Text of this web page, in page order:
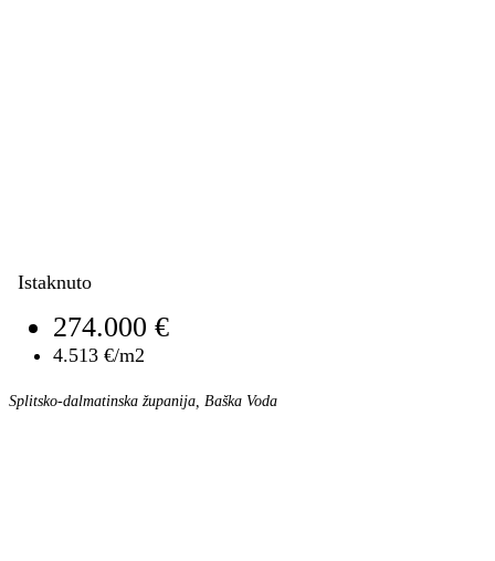
Istaknuto
274.000 €
4.513 €/m2
Splitsko-dalmatinska županija, Baška Voda